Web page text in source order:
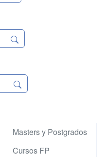
Masters y Postgrados
Cursos FP